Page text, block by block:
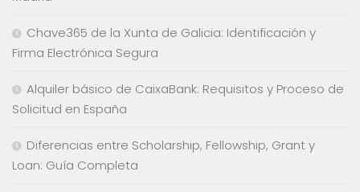
Chave365 de la Xunta de Galicia: Identificación y
Firma Electrónica Segura
Alquiler básico de CaixaBank: Requisitos y Proceso de
Solicitud en España
Diferencias entre Scholarship, Fellowship, Grant y
Loan: Guía Completa